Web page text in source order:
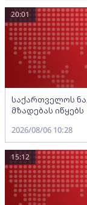
საქართველოს
მზადებას იწყებს
20:01
2026/08/06 10:28
15:12